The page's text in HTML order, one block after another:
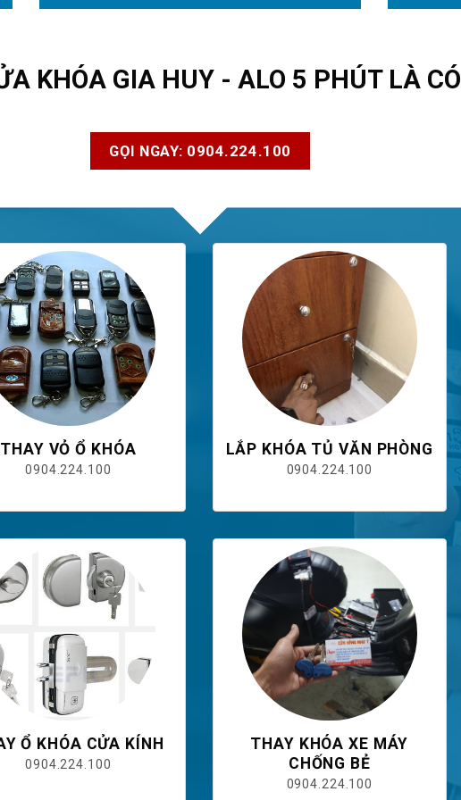
KHÓA GIA HUY - ALO 5 PHÚT LÀ CÓ
GỌI NGAY: 0904.224.100
THAY VỎ Ổ KHÓA
0904.224.100
LẮP KHÓA TỦ VĂN PHÒNG
0904.224.100
Ổ KHÓA CỬA KÍNH
0904.224.100
THAY KHÓA XE MÁY
CHỐNG BẺ
0904.224.100